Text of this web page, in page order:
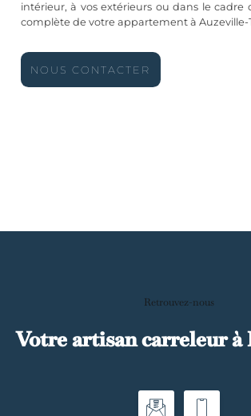
intérieur, à vos extérieurs ou dans le cadre
complète de votre appartement à Auzeville-
NOUS CONTACTER
Retrouvez-nous
Votre artisan carreleur à